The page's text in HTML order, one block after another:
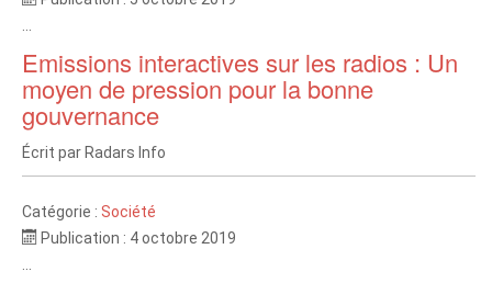
Emissions interactives sur les radios : Un
moyen de pression pour la bonne
gouvernance
Écrit par Radars Info
Catégorie : Société
Publication : 4 octobre 2019